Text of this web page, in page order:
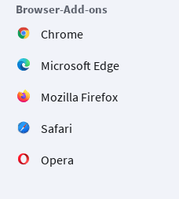
Browser-Add-ons
Chrome
Microsoft Edge
Mozilla Firefox
Safari
Opera